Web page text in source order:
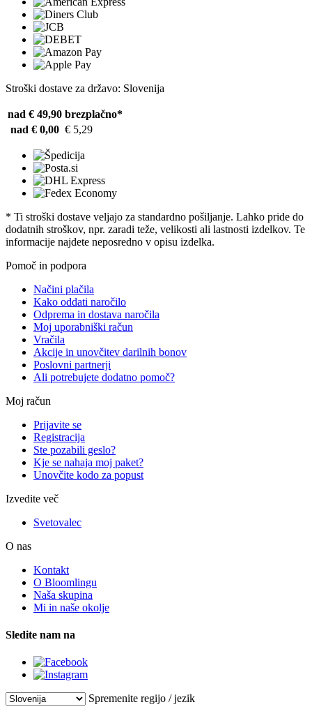
Stroški dostave za državo: Slovenija
nad € 49,90 brezplačno*
nad € 0,00 € 5,29
* Ti stroški dostave veljajo za standardno pošiljanje. Lahko pride do
dodatnih stroškov, npr. zaradi teže, velikosti ali lastnosti izdelkov. Te
informacije najdete neposredno v opisu izdelka.
Pomoč in podpora
Načini plačila
Kako oddati naročilo
Odprema in dostava naročila
Moj uporabniški račun
Vračila
Akcije in unovčitev darilnih bonov
Poslovni partnerji
Ali potrebujete dodatno pomoč?
Moj račun
Prijavite se
Registracija
Ste pozabili geslo?
Kje se nahaja moj paket?
Unovčite kodo za popust
Izvedite več
Svetovalec
O nas
Kontakt
O Bloomlingu
Naša skupina
Mi in naše okolje
Sledite nam na
Spremenite regijo / jezik